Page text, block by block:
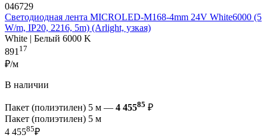
046729
Светодиодная лента MICROLED-M168-4mm 24V White6000 (5
W/m, IP20, 2216, 5m) (Arlight, узкая)
White | Белый 6000 K
891 17
₽/м
В наличии
Пакет (полиэтилен) 5 м — 4 45585 ₽
Пакет (полиэтилен) 5 м
4 45585₽